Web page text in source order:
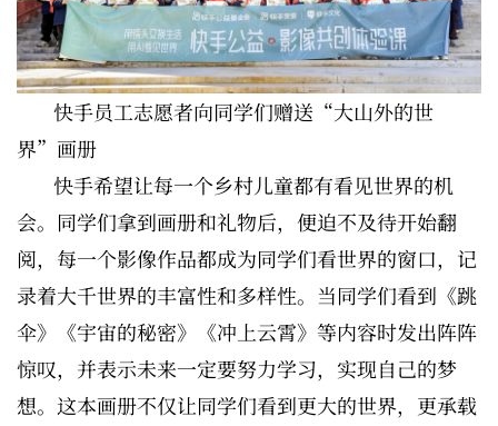
快手员工志愿者向同学们赠送“大山外的世
界”画册
快手希望让每一个乡村儿童都有看见世界的机
会。同学们拿到画册和礼物后，便迫不及待开始翻
阅，每一个影像作品都成为同学们看世界的窗口，记
录着大千世界的丰富性和多样性。当同学们看到《跳
伞》《宇宙的秘密》《冲上云霄》等内容时发出阵阵
惊叹，并表示未来一定要努力学习，实现自己的梦
想。这本画册不仅让同学们看到更大的世界，更承载